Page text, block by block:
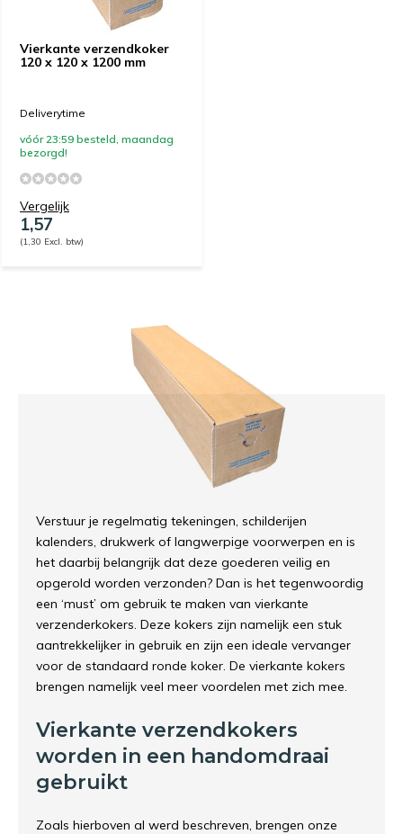
Vierkante verzendkoker
120 x 120 x 1200 mm
Deliverytime
vóór 23:59 besteld, maandag
bezorgd!
Vergelijk
1,57
(1,30 Excl. btw)
Verstuur je regelmatig tekeningen, schilderijen
kalenders, drukwerk of langwerpige voorwerpen en is
het daarbij belangrijk dat deze goederen veilig en
opgerold worden verzonden? Dan is het tegenwoordig
een ‘must’ om gebruik te maken van vierkante
verzenderkokers. Deze kokers zijn namelijk een stuk
aantrekkelijker in gebruik en zijn een ideale vervanger
voor de standaard ronde koker. De vierkante kokers
brengen namelijk veel meer voordelen met zich mee.
Vierkante verzendkokers
worden in een handomdraai
gebruikt
Zoals hierboven al werd beschreven, brengen onze